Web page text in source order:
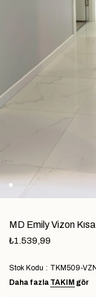
MD Emily Vizon
₺1.539,99
Stok Kodu
TKM509-
Daha fazla TAKIM gör